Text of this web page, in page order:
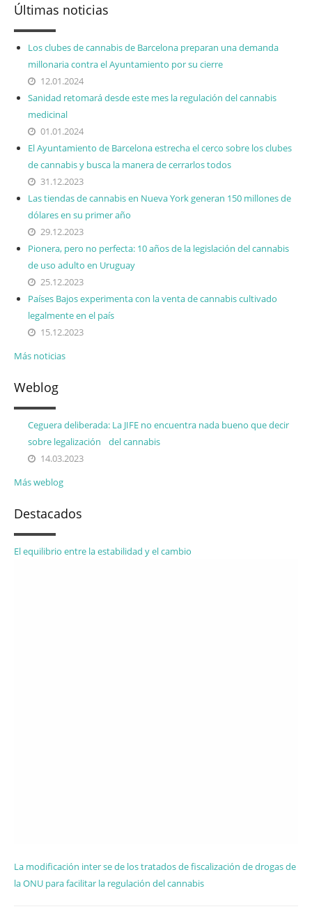
Últimas noticias
Los clubes de cannabis de Barcelona preparan una demanda
millonaria contra el Ayuntamiento por su cierre
12.01.2024
Sanidad retomará desde este mes la regulación del cannabis
medicinal
01.01.2024
El Ayuntamiento de Barcelona estrecha el cerco sobre los clubes
de cannabis y busca la manera de cerrarlos todos
31.12.2023
Las tiendas de cannabis en Nueva York generan 150 millones de
dólares en su primer año
29.12.2023
Pionera, pero no perfecta: 10 años de la legislación del cannabis
de uso adulto en Uruguay
25.12.2023
Países Bajos experimenta con la venta de cannabis cultivado
legalmente en el país
15.12.2023
Más noticias
Weblog
Ceguera deliberada: La JIFE no encuentra nada bueno que decir
sobre legalización del cannabis
14.03.2023
Más weblog
Destacados
El equilibrio entre la estabilidad y el cambio
La modificación inter se de los tratados de fiscalización de drogas de
la ONU para facilitar la regulación del cannabis